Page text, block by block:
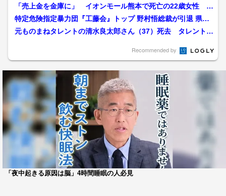
「売上金を金庫に」 イオンモール熊本で死亡の22歳女性 勤
務店運営会社の指示受け...
特定危険指定暴力団『工藤会』トップ 野村悟総裁が引退 県公
安委員会が公示 工藤会...
元ものまねタレントの清水良太郎さん（37）死去 タレント・
Recommended by
「夜中起きる原因は脳」4時間睡眠の人必見